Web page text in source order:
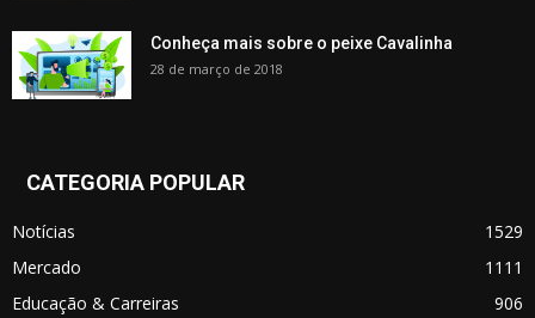
Conheça mais sobre o peixe Cavalinha
28 de março de 2018
CATEGORIA POPULAR
Notícias
1529
Mercado
1111
Educação & Carreiras
906